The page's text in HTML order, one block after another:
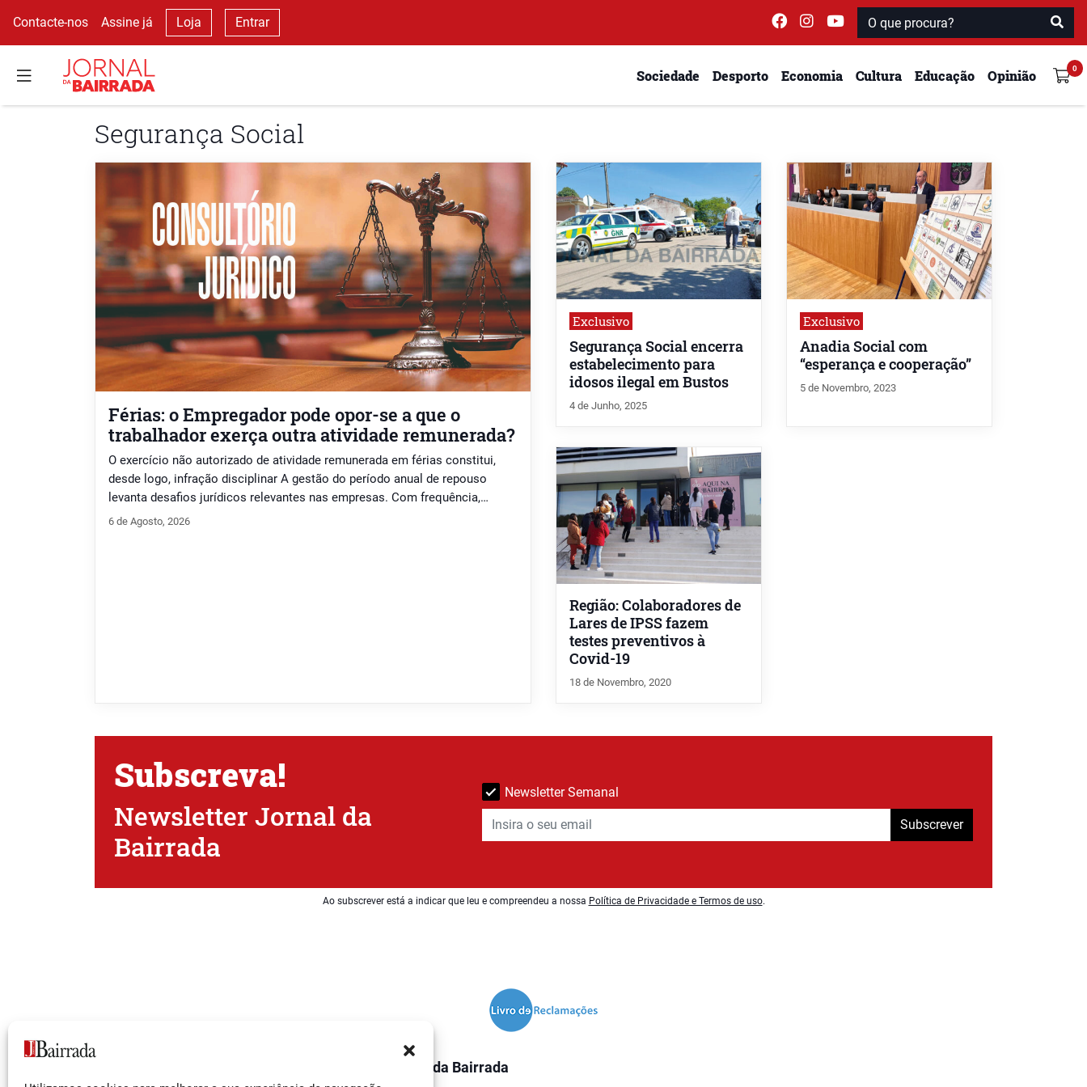
Contacte-nos Assine já Loja Entrar
Sociedade Desporto Economia Cultura Educação Opinião
Segurança Social
Férias: o Empregador pode opor-se a que o
trabalhador exerça outra atividade remunerada?
O exercício não autorizado de atividade remunerada em férias constitui,
desde logo, infração disciplinar A gestão do período anual de repouso
levanta desafios jurídicos relevantes nas empresas. Com frequência,
questiona-se se o trabalhador pode exercer outra atividade remunerada
6 de Agosto, 2026
Exclusivo
Segurança Social encerra
estabelecimento para
idosos ilegal em Bustos
4 de Junho, 2025
Exclusivo
Anadia Social com
“esperança e cooperação”
5 de Novembro, 2023
Região: Colaboradores de
Lares de IPSS fazem
testes preventivos à
Covid-19
18 de Novembro, 2020
Subscreva!
Newsletter Jornal da
Bairrada
Newsletter Semanal
Subscrever
Ao subscrever está a indicar que leu e compreendeu a nossa Política de Privacidade e Termos de uso.
O Jornal da Bairrada